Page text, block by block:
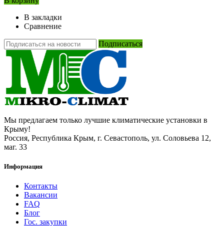
В закладки
Сравнение
Подписаться
Мы предлагаем только лучшие климатические установки в
Крыму!
Россия, Республика Крым, г. Севастополь, ул. Соловьева 12,
маг. 33
Информация
Контакты
Вакансии
FAQ
Блог
Гос. закупки